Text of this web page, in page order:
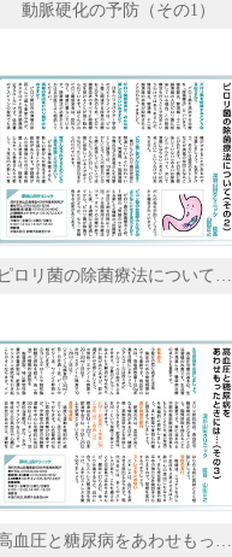
動脈硬化の予防（その1）
ピロリ菌の除菌療法について（その2）
高血圧と糖尿病をあわせもったときには…（その3）